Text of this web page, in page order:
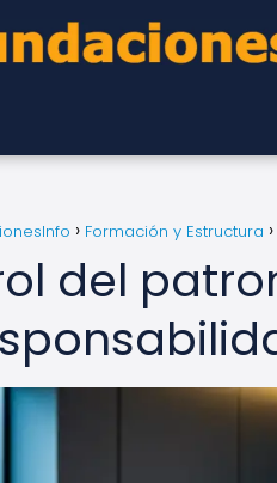
Formación y Estructura
del